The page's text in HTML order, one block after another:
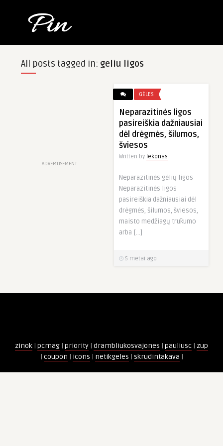
All posts tagged in: geliu ligos
ADVERTISEMENT
GĖLES
Neparazitinės ligos
pasireiškia dažniausiai
dėl drėgmės, šilumos,
šviesos
Written by lekonas
Neparazitinės gėlių ligos
Neparazitinės ligos
pasireiškia dažniausiai dėl
drėgmės, šilumos, šviesos,
maisto medžiagų trūkumo
arba […]
5 metai ago
zinok | pcmag | priority | drambliukosvajones | pauliusc | zup
| coupon | icons | netikgeles | skrudintakava |